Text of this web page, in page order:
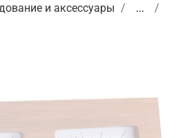
и аксессуары
...